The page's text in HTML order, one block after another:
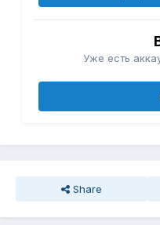
Уже есть
Share